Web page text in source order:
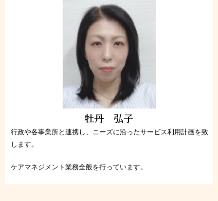
行政や各事業所と連携し、ニーズに沿ったサービス利用計画を致
します。
ケアマネジメント業務全般を行っています。
牡丹 弘子